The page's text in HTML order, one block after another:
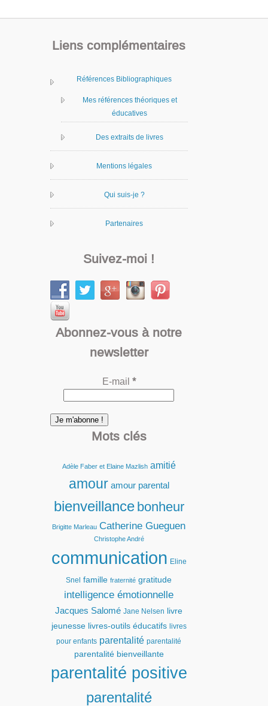
Liens complémentaires
Références Bibliographiques
Mes références théoriques et
éducatives
Des extraits de livres
Mentions légales
Qui suis-je ?
Partenaires
Suivez-moi !
Abonnez-vous à notre
newsletter
E-mail *
Mots clés
Adèle Faber et Elaine Mazlish amitié
amour amour parental
bienveillance bonheur
Brigitte Marleau Catherine Gueguen
Christophe André
communication Eline
Snel famille fraternité gratitude
intelligence émotionnelle
Jacques Salomé Jane Nelsen
livre
jeunesse livres-outils éducatifs livres
pour enfants parentalité parentalité
parentalité bienveillante
parentalité positive
parentalité